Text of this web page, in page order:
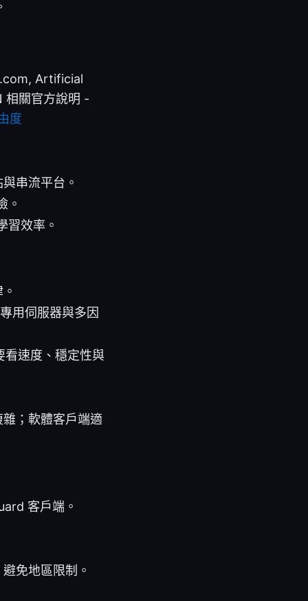
Artificial
關官方說明 -
度
串流平台。
。
習效率。
用伺服器與多因
看速度、穩定性與
；軟體客戶端適
客戶端。
免地區限制。